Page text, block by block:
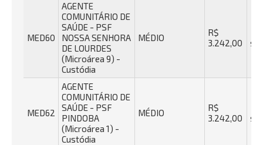
MED60
AGENTE
COMUNITÁRIO DE
SAÚDE - PSF
NOSSA SENHORA
DE LOURDES
(Microárea 9) -
Custódia
MÉDIO
R$
3.242,00
MED62
AGENTE
COMUNITÁRIO DE
SAÚDE - PSF
PINDOBA
(Microárea 1) -
Custódia
MÉDIO
R$
3.242,00